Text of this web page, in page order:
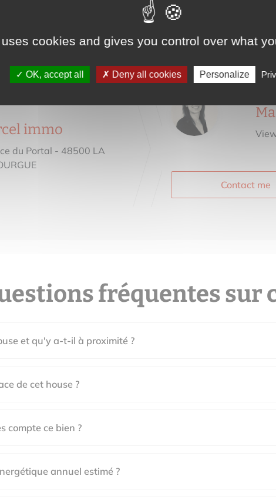
email pour voir les détails du bien vendu
immo
du Portal - 48500 LA
Contact me
fréquentes sur
et qu'y a-t-il à proximité ?
de cet house ?
compte ce bien ?
annuel estimé ?
cookies and gives you control over what
OK, accept all Deny all cookies Personalize